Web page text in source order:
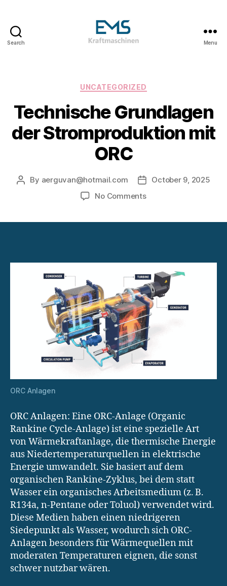
Search
&
Anlagen
&
Holzvergasungsanlagen
Menu
Categories
UNCATEGORIZED
Technische Grundlagen
der Stromproduktion mit
ORC
Post
By aerguvan@hotmail.com
PostOctober 9, 2025
No Commentson
ORC
ORC Anlagen
ORC Anlagen: Eine ORC-Anlage (Organic
Rankine Cycle-Anlage) ist eine spezielle Art
von Wärmekraftanlage, die thermische Energie
aus Niedertemperaturquellen in elektrische
Energie umwandelt. Sie basiert auf dem
organischen Rankine-Zyklus, bei dem statt
Wasser ein organisches Arbeitsmedium (z. B.
R134a, n-Pentane oder Toluol) verwendet wird.
Diese Medien haben einen niedrigeren
Siedepunkt als Wasser, wodurch sich ORC-
Anlagen besonders für Wärmequellen mit
moderaten Temperaturen eignen, die sonst
schwer nutzbar wären.